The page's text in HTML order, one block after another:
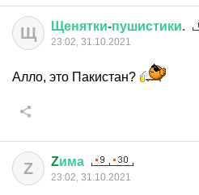
Щ Щенятки-пушистики.
23:02, 31.10.2021
Алло, это Пакистан?
Z Zима
23:02, 31.10.2021